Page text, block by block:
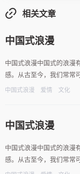
相关文章
中国式浪漫
中国式浪漫中国式的浪漫
感。从古至今，我们常常
古代的长廊，相互倾诉着
选
中国式浪漫 爱情 文化
中国式浪漫
中国式浪漫中国式的浪漫
感。从古至今，我们常常
古代的长廊，相互倾诉着